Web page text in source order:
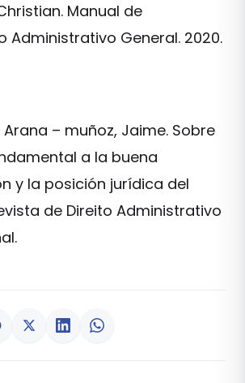
Manual de
Administrativo General. 2020.
– muñoz, Jaime. Sobre
a la buena
y la posición jurídica del
de Direito Administrativo